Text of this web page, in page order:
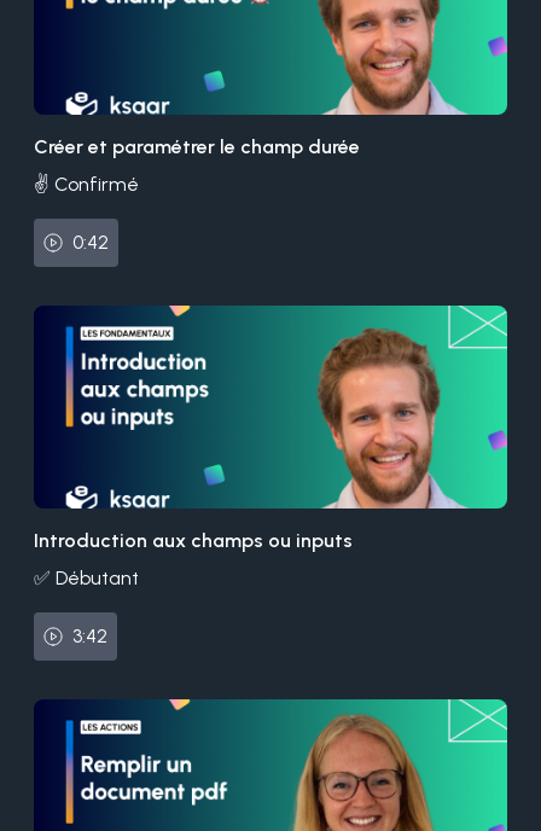
Créer et paramétrer le champ durée
✌️ Confirmé
0:42
Introduction aux champs ou inputs
✅ Débutant
3:42